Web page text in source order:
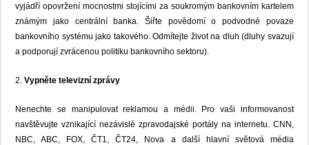
vyjádří opovržení mocnostmi stojícími za soukromým bankovním kartelem
známým jako centrální banka. Šiřte povědomí o podvodné povaze
bankovního systému jako takového. Odmítejte život na dluh (dluhy svazují
a podporují zvrácenou politiku bankovního sektoru).
2.Vypněte televizní zprávy
Nenechte se manipulovat reklamou a médii. Pro vaši informovanost
navštěvujte vznikající nezávislé zpravodajské portály na internetu. CNN,
NBC, ABC, FOX, ČT1, ČT24, Nova a další hlavní světová média